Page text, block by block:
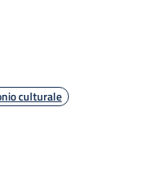
culturale